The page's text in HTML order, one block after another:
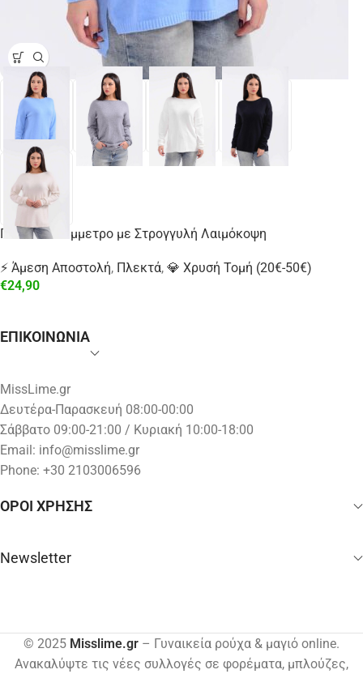
Πλεκτό Ασύμμετρο με Στρογγυλή Λαιμόκοψη
⚡ Άμεση Αποστολή, Πλεκτά, 💎 Χρυσή Τομή (20€-50€)
€24,90
ΕΠΙΚΟΙΝΩΝΙΑ
MissLime.gr
Δευτέρα-Παρασκευή 08:00-00:00
Σάββατο 09:00-21:00 / Κυριακή 10:00-18:00
Email: info@misslime.gr
Phone: +30 2103006596
ΟΡΟΙ ΧΡΗΣΗΣ
Newsletter
© 2025 Misslime.gr – Γυναικεία ρούχα & μαγιό online.
Ανακαλύψτε τις νέες συλλογές σε φορέματα, μπλούζες,